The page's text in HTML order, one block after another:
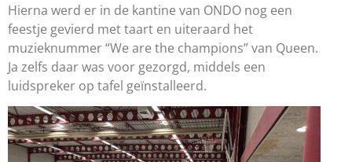
Hierna werd er in de kantine van ONDO nog een
feestje gevierd met taart en uiteraard het
muzieknummer “We are the champions” van Queen.
Ja zelfs daar was voor gezorgd, middels een
luidspreker op tafel geïnstalleerd.